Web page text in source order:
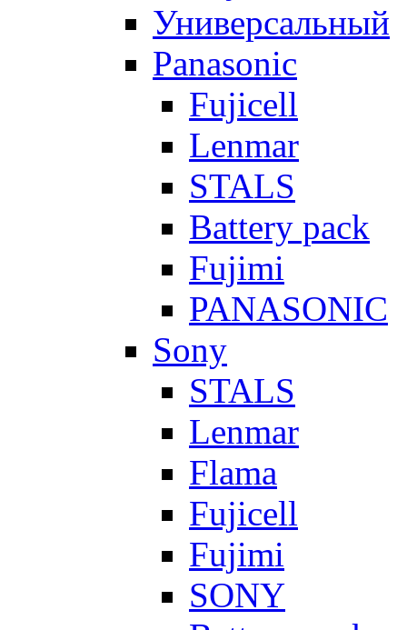
Универсальный
Panasonic
Fujicell
Lenmar
STALS
Battery pack
Fujimi
PANASONIC
Sony
STALS
Lenmar
Flama
Fujicell
Fujimi
SONY